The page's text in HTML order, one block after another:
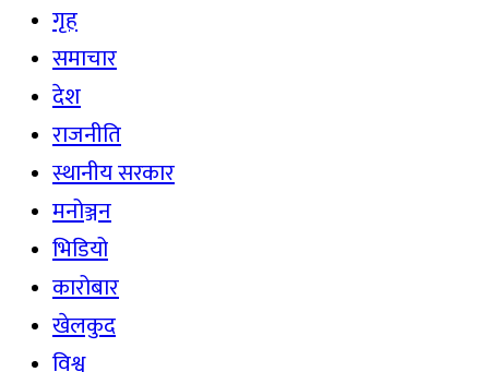
गृह
समाचार
देश
राजनीति
स्थानीय सरकार
मनोञ्जन
भिडियो
कारोबार
खेलकुद
विश्व